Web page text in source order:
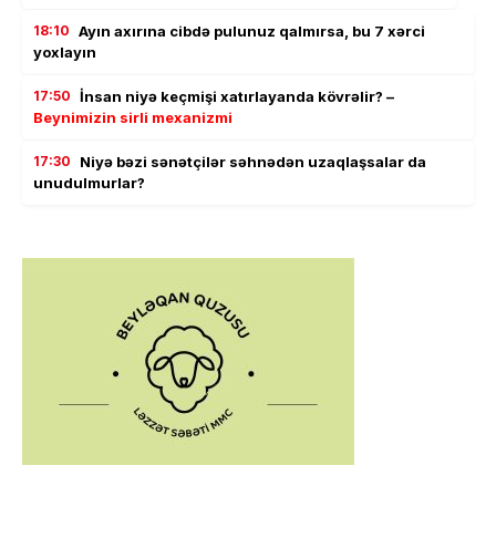
18:10 Ayın axırına cibdə pulunuz qalmırsa, bu 7 xərci
yoxlayın
17:50 İnsan niyə keçmişi xatırlayanda kövrəlir? –
Beynimizin sirli mexanizmi
17:30
Niyə bəzi sənətçilər səhnədən uzaqlaşsalar da
unudulmurlar?